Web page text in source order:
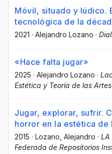
Móvil, situado y lúdico.
tecnológica de la
2021 · Alejandro Lozano ·
«Hace falta jugar»
2025 · Alejandro Lozano ·
Estética y Teoría de las Artes
Jugar, explorar, sufrir.
horror en la estética
2015 · Lozano, Alejandro · LA
Federada de Repositorios